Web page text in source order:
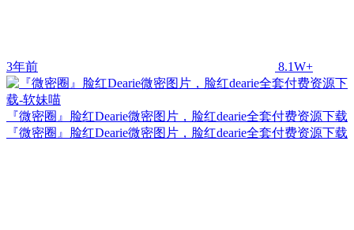
3年前 8.1W+
『微密圈』脸红Dearie微密图片，脸红dearie全套付费资源下载
『微密圈』脸红Dearie微密图片，脸红dearie全套付费资源下载